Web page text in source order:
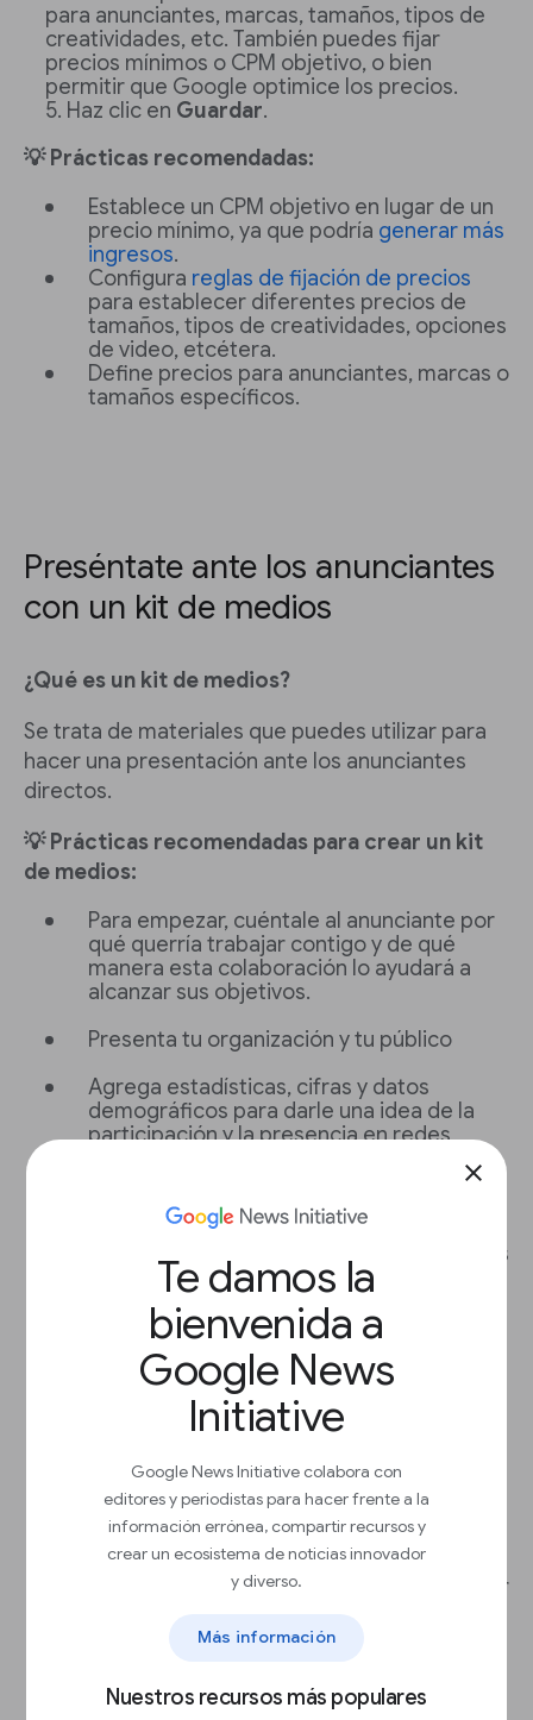
close
Te damos la
bienvenida a
Google News
Initiative
Google News Initiative colabora con
editores y periodistas para hacer frente a la
información errónea, compartir recursos y
crear un ecosistema de noticias innovador
y diverso.
Más información
Nuestros recursos más populares
para anunciantes, marcas, tamaños, tipos de
creatividades, etc. También puedes fijar
precios mínimos o CPM objetivo, o bien
permitir que Google optimice los precios.
Haz clic en Guardar.
💡 Prácticas recomendadas:
Establece un CPM objetivo en lugar de un
precio mínimo, ya que podría generar más
ingresos.
Configura reglas de fijación de precios
para establecer diferentes precios de
tamaños, tipos de creatividades, opciones
de video, etcétera.
Define precios para anunciantes, marcas o
tamaños específicos.
Preséntate ante los anunciantes
con un kit de medios
¿Qué es un kit de medios?
Se trata de materiales que puedes utilizar para
hacer una presentación ante los anunciantes
directos.
💡 Prácticas recomendadas para crear un kit
de medios:
Para empezar, cuéntale al anunciante por
qué querría trabajar contigo y de qué
manera esta colaboración lo ayudará a
alcanzar sus objetivos.
Presenta tu organización y tu público
Agrega estadísticas, cifras y datos
demográficos para darle una idea de la
participación y la presencia en redes
sociales de tu sitio de noticias. Puedes
Tamaño del público, incluidos los
usuarios con suscripciones pagadas
(si tienes)
Cobertura geográfica
Cobertura de temas
Vistas de página mensuales
Visibilidad
Páginas por visita o duración de las
visitas
Comparte algunas ideas respecto de
cómo podrían promocionar su producto
en tu sitio, por ejemplo, con maquetas de
posiciones. Las ideas les brindan a ti y al
anunciante un punto de partida para iniciar
de tarifas.